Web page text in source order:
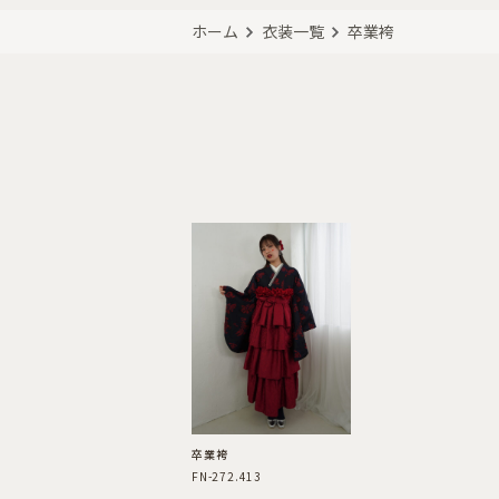
ホーム 衣装一覧 卒業袴
卒業袴
FN-272.413